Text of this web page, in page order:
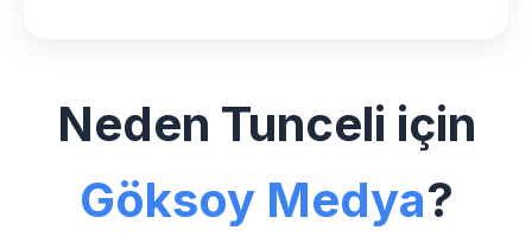
Neden Tunceli için
Göksoy Medya?